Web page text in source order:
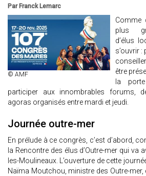
Par Franck Lemarc
© AMF
Comme
plus
d’élus
s’ouvrir
être
la
participer aux innombrables forums,
agoras organisés entre mardi et jeudi.
Journée outre-mer
En prélude à ce congrès, c’est d’abord,
la Rencontre des élus d’Outre-mer qui va
les-Moulineaux. L’ouverture de cette
Naïma Moutchou, ministre des Outre-mer,